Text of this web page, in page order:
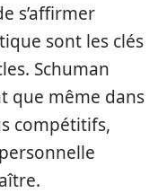
s’affirmer
sont les clés
Schuman
que même dans
compétitifs,